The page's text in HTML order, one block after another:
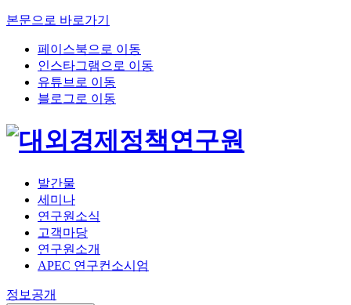
본문으로 바로가기
페이스북으로 이동
인스타그램으로 이동
유튜브로 이동
블로그로 이동
발간물
세미나
연구원소식
고객마당
연구원소개
APEC 연구컨소시엄
정보공개